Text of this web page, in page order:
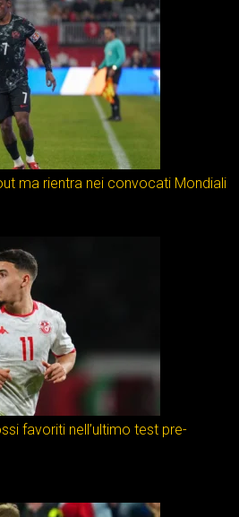
ma rientra nei convocati Mondiali
favoriti nell’ultimo test pre-